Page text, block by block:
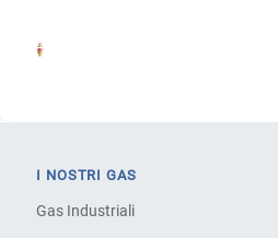
I NOSTRI GAS
Gas Industriali